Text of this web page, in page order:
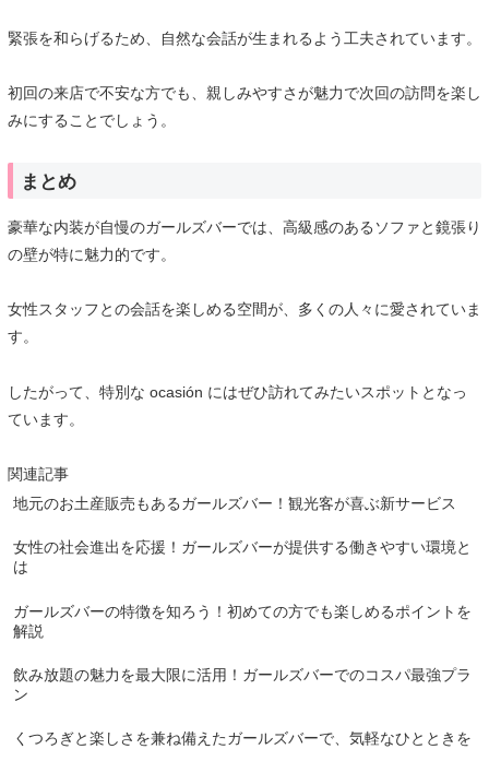
緊張を和らげるため、自然な会話が生まれるよう工夫されています。
初回の来店で不安な方でも、親しみやすさが魅力で次回の訪問を楽し
みにすることでしょう。
まとめ
豪華な内装が自慢のガールズバーでは、高級感のあるソファと鏡張り
の壁が特に魅力的です。
女性スタッフとの会話を楽しめる空間が、多くの人々に愛されていま
す。
したがって、特別な ocasión にはぜひ訪れてみたいスポットとなっ
ています。
関連記事
地元のお土産販売もあるガールズバー！観光客が喜ぶ新サービス
女性の社会進出を応援！ガールズバーが提供する働きやすい環境と
は
ガールズバーの特徴を知ろう！初めての方でも楽しめるポイントを
解説
飲み放題の魅力を最大限に活用！ガールズバーでのコスパ最強プラ
ン
くつろぎと楽しさを兼ね備えたガールズバーで、気軽なひとときを